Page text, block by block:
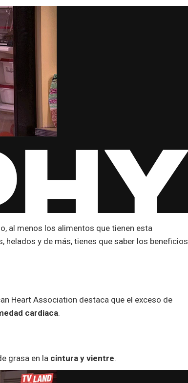
al menos los alimentos que tienen esta
y de más, tienes que saber los beneficios
Heart Association destaca que el exceso de
cardiaca.
grasa en la cintura y vientre.